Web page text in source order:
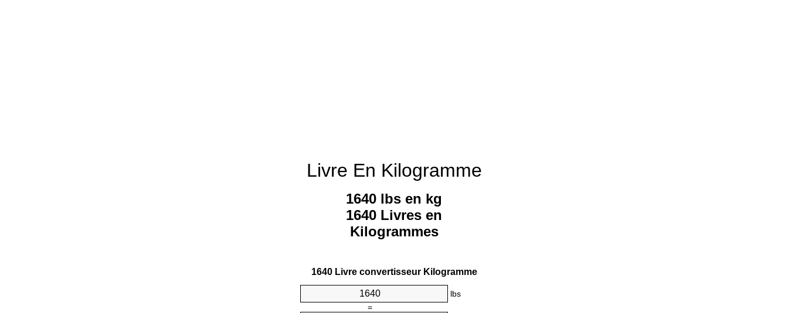
Livre En Kilogramme
1640 lbs en kg
1640 Livres en
Kilogrammes
1640 Livre convertisseur Kilogramme
lbs
=